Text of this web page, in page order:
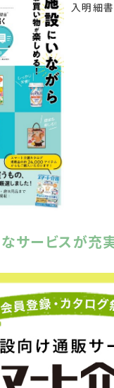
入明細
サービスが充